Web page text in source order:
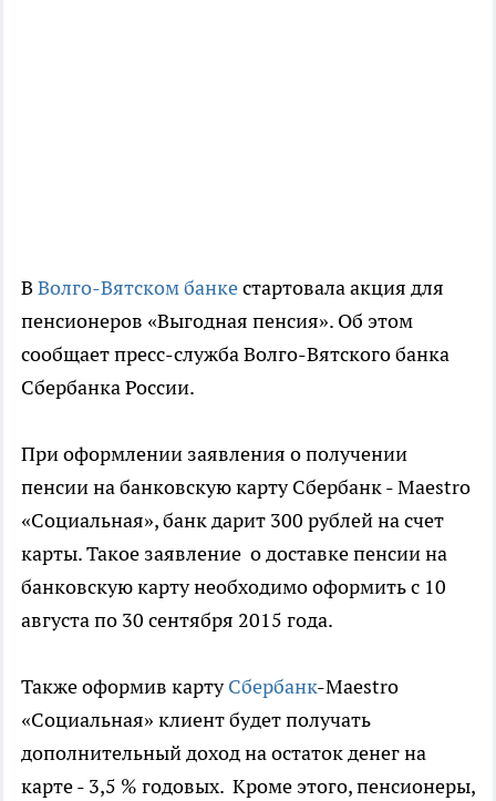
В Волго-Вятском банкестартовала акция для
пенсионеров «Выгодная пенсия». Об этом
сообщает пресс-служба Волго-Вятского банка
Сбербанка России.
При оформлении заявления о получении
пенсии на банковскую карту Сбербанк - Maestro
«Социальная», банк дарит 300 рублей на счет
карты. Такое заявление о доставке пенсии на
банковскую карту необходимо оформить с 10
августа по 30 сентября 2015 года.
Также оформив картуСбербанк-Maestro
«Социальная» клиент будет получать
дополнительный доход на остаток денег на
карте - 3,5 % годовых. Кроме этого, пенсионеры,